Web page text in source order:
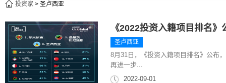
投资家 > 圣卢西亚
《2022投资入籍项目排名
圣卢西亚
8月31日，《投资入籍项目排名》公布
再进一步...
2022-09-01